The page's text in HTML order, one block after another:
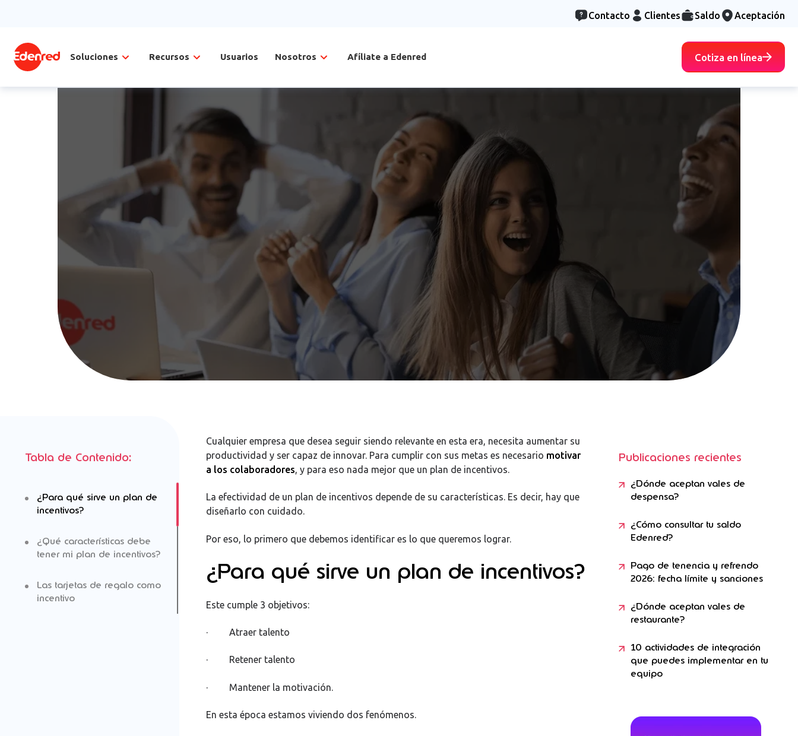
Contacto Clientes Saldo Aceptación
Soluciones Recursos Usuarios Nosotros Afíliate a Edenred Cotiza en línea
Tabla de Contenido:
¿Para qué sirve un plan de
incentivos?
¿Qué características debe
tener mi plan de incentivos?
Económicos:
Las tarjetas de regalo como
incentivo
Cualquier empresa que desea seguir siendo relevante en esta era, necesita aumentar su
productividad y ser capaz de innovar. Para cumplir con sus metas es necesario motivar
a los colaboradores, y para eso nada mejor que un plan de incentivos.
La efectividad de un plan de incentivos depende de su características. Es decir, hay que
diseñarlo con cuidado.
Por eso, lo primero que debemos identificar es lo que queremos lograr.
¿Para qué sirve un plan de incentivos?
Este cumple 3 objetivos:
· Atraer talento
· Retener talento
· Mantener la motivación.
En esta época estamos viviendo dos fenómenos.
Publicaciones recientes
¿Dónde aceptan vales de
despensa?
¿Cómo consultar tu saldo
Edenred?
Pago de tenencia y refrendo
2026: fecha límite y sanciones
¿Dónde aceptan vales de
restaurante?
10 actividades de integración
que puedes implementar en tu
equipo